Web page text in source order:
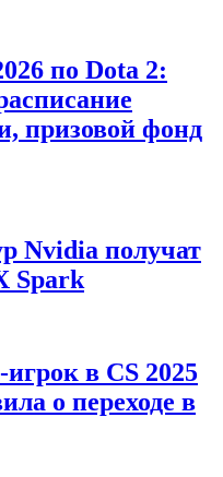
по Dota 2:
призовой фонд
Nvidia получат
Spark
в CS 2025
о переходе в